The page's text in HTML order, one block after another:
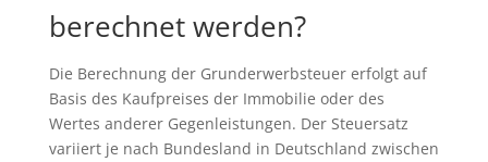
berechnet werden?
Die Berechnung der Grunderwerbsteuer erfolgt auf
Basis des Kaufpreises der Immobilie oder des
Wertes anderer Gegenleistungen. Der Steuersatz
variiert je nach Bundesland in Deutschland zwischen